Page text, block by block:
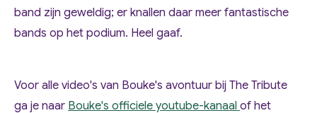
band zijn geweldig; er knallen daar meer fantastische
bands op het podium. Heel gaaf.
Voor alle video's van Bouke's avontuur bij The Tribute
ga je naar Bouke's officiele youtube-kanaal of het